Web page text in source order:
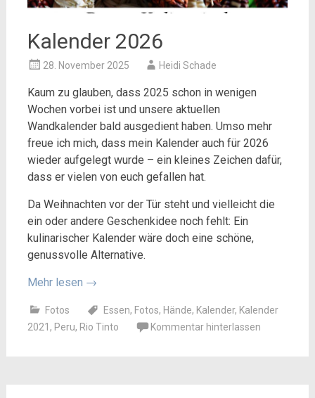
Kalender 2026
28. November 2025 Heidi Schade
Kaum zu glauben, dass 2025 schon in wenigen
Wochen vorbei ist und unsere aktuellen
Wandkalender bald ausgedient haben. Umso mehr
freue ich mich, dass mein Kalender auch für 2026
wieder aufgelegt wurde – ein kleines Zeichen dafür,
dass er vielen von euch gefallen hat.
Da Weihnachten vor der Tür steht und vielleicht die
ein oder andere Geschenkidee noch fehlt: Ein
kulinarischer Kalender wäre doch eine schöne,
genussvolle Alternative.
Mehr lesen →
Fotos Essen, Fotos, Hände, Kalender, Kalender
2021 , Peru, Rio Tinto Kommentar hinterlassen